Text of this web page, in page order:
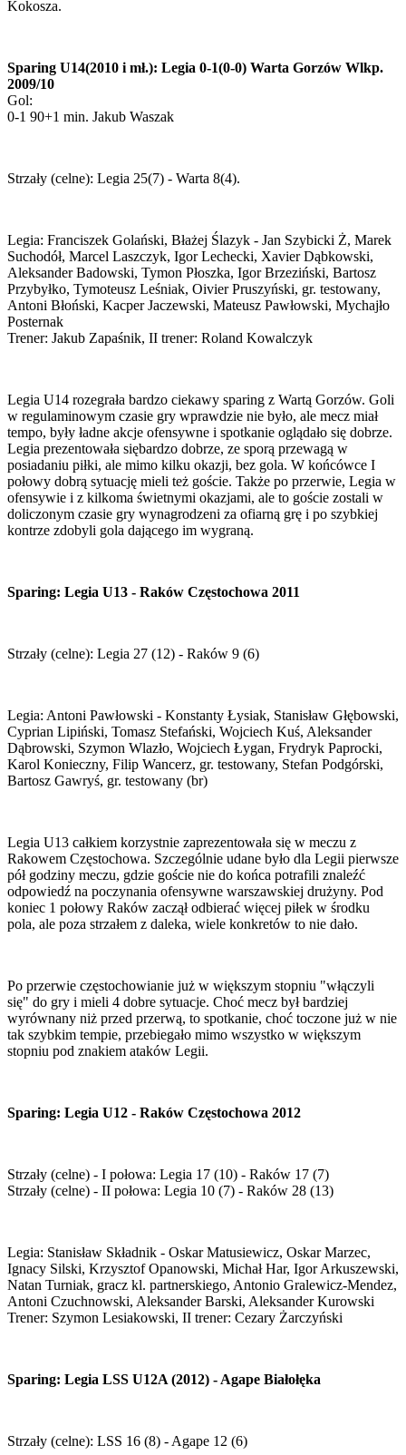
Kokosza.
Sparing U14(2010 i mł.): Legia 0-1(0-0) Warta Gorzów Wlkp.
2009/10
Gol:
0-1 90+1 min. Jakub Waszak
Strzały (celne): Legia 25(7) - Warta 8(4).
Legia: Franciszek Golański, Błażej Ślazyk - Jan Szybicki Ż, Marek
Suchodół, Marcel Laszczyk, Igor Lechecki, Xavier Dąbkowski,
Aleksander Badowski, Tymon Płoszka, Igor Brzeziński, Bartosz
Przybyłko, Tymoteusz Leśniak, Oivier Pruszyński, gr. testowany,
Antoni Błoński, Kacper Jaczewski, Mateusz Pawłowski, Mychajło
Posternak
Trener: Jakub Zapaśnik, II trener: Roland Kowalczyk
Legia U14 rozegrała bardzo ciekawy sparing z Wartą Gorzów. Goli
w regulaminowym czasie gry wprawdzie nie było, ale mecz miał
tempo, były ładne akcje ofensywne i spotkanie oglądało się dobrze.
Legia prezentowała siębardzo dobrze, ze sporą przewagą w
posiadaniu piłki, ale mimo kilku okazji, bez gola. W końcówce I
połowy dobrą sytuację mieli też goście. Także po przerwie, Legia w
ofensywie i z kilkoma świetnymi okazjami, ale to goście zostali w
doliczonym czasie gry wynagrodzeni za ofiarną grę i po szybkiej
kontrze zdobyli gola dającego im wygraną.
Sparing: Legia U13 - Raków Częstochowa 2011
Strzały (celne): Legia 27 (12) - Raków 9 (6)
Legia: Antoni Pawłowski - Konstanty Łysiak, Stanisław Głębowski,
Cyprian Lipiński, Tomasz Stefański, Wojciech Kuś, Aleksander
Dąbrowski, Szymon Wlazło, Wojciech Łygan, Frydryk Paprocki,
Karol Konieczny, Filip Wancerz, gr. testowany, Stefan Podgórski,
Bartosz Gawryś, gr. testowany (br)
Legia U13 całkiem korzystnie zaprezentowała się w meczu z
Rakowem Częstochowa. Szczególnie udane było dla Legii pierwsze
pół godziny meczu, gdzie goście nie do końca potrafili znaleźć
odpowiedź na poczynania ofensywne warszawskiej drużyny. Pod
koniec 1 połowy Raków zaczął odbierać więcej piłek w środku
pola, ale poza strzałem z daleka, wiele konkretów to nie dało.
Po przerwie częstochowianie już w większym stopniu "włączyli
się" do gry i mieli 4 dobre sytuacje. Choć mecz był bardziej
wyrównany niż przed przerwą, to spotkanie, choć toczone już w nie
tak szybkim tempie, przebiegało mimo wszystko w większym
stopniu pod znakiem ataków Legii.
Sparing: Legia U12 - Raków Częstochowa 2012
Strzały (celne) - I połowa: Legia 17 (10) - Raków 17 (7)
Strzały (celne) - II połowa: Legia 10 (7) - Raków 28 (13)
Legia: Stanisław Składnik - Oskar Matusiewicz, Oskar Marzec,
Ignacy Silski, Krzysztof Opanowski, Michał Har, Igor Arkuszewski,
Natan Turniak, gracz kl. partnerskiego, Antonio Gralewicz-Mendez,
Antoni Czuchnowski, Aleksander Barski, Aleksander Kurowski
Trener: Szymon Lesiakowski, II trener: Cezary Żarczyński
Sparing: Legia LSS U12A (2012) - Agape Białołęka
Strzały (celne): LSS 16 (8) - Agape 12 (6)